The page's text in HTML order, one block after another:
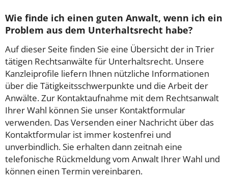
Wie finde ich einen guten Anwalt, wenn ich ein
Problem aus dem Unterhaltsrecht habe?
Auf dieser Seite finden Sie eine Übersicht der in Trier
tätigen Rechtsanwälte für Unterhaltsrecht. Unsere
Kanzleiprofile liefern Ihnen nützliche Informationen
über die Tätigkeitsschwerpunkte und die Arbeit der
Anwälte. Zur Kontaktaufnahme mit dem Rechtsanwalt
Ihrer Wahl können Sie unser Kontaktformular
verwenden. Das Versenden einer Nachricht über das
Kontaktformular ist immer kostenfrei und
unverbindlich. Sie erhalten dann zeitnah eine
telefonische Rückmeldung vom Anwalt Ihrer Wahl und
können einen Termin vereinbaren.